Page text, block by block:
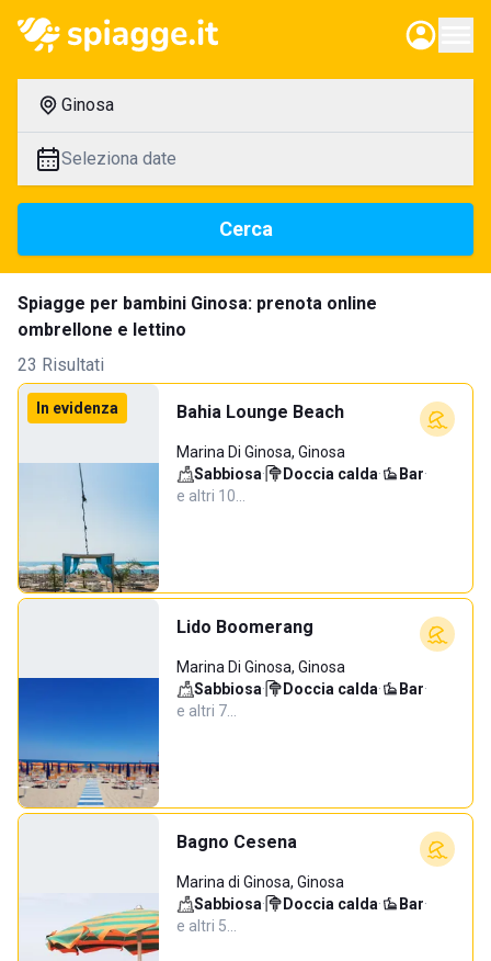
Ginosa
Seleziona date
Cerca
Spiagge per bambini Ginosa: prenota online
ombrellone e lettino
23 Risultati
In evidenza Bahia Lounge Beach
Marina Di Ginosa, Ginosa
Sabbiosa· Doccia calda· Bar·
e altri 10…
Lido Boomerang
Marina Di Ginosa, Ginosa
Sabbiosa· Doccia calda· Bar·
e altri 7…
Bagno Cesena
Marina di Ginosa, Ginosa
Sabbiosa· Doccia calda· Bar·
e altri 5…